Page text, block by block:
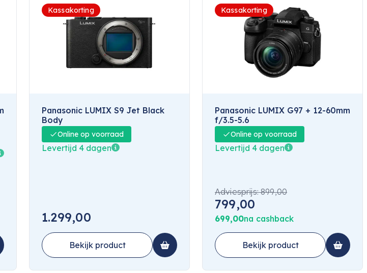
Kassakorting
Panasonic LUMIX S9 Jet Black
Body
Online op voorraad
Levertijd 4 dagen
1.299,00
Bekijk product
Kassakorting
Panasonic LUMIX G97 + 12-60mm
f/3.5-5.6
Online op voorraad
Levertijd 4 dagen
Adviesprijs: 899,00
799,00
699,00na cashback
Bekijk product